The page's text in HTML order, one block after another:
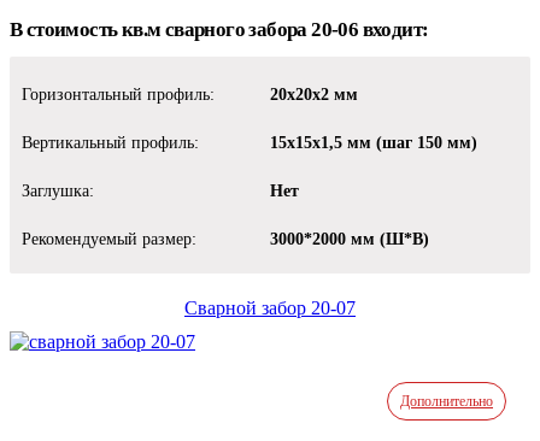
В стоимость кв.м сварного забора 20-06 входит:
Горизонтальный профиль: 20х20х2 мм
Вертикальный профиль: 15х15х1,5 мм (шаг 150 мм)
Заглушка: Нет
Рекомендуемый размер: 3000*2000 мм (Ш*В)
Сварной забор 20-07
Дополнительно